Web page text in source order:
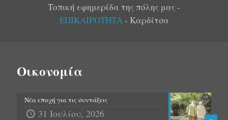
Τοπική εφημερίδα της πόλης μας -
ΕΠΙΚΑΙΡΟΤΗΤΑ - Καρδίτσα
Οικονομία
Νέα εποχή για τις συντάξεις
31 Ιουλίου, 2026